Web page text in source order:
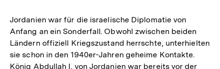
Jordanien war für die israelische Diplomatie von
Anfang an ein Sonderfall. Obwohl zwischen beiden
Ländern offiziell Kriegszustand herrschte, unterhielten
sie schon in den 1940er-Jahren geheime Kontakte.
König Abdullah I. von Jordanien war bereits vor der